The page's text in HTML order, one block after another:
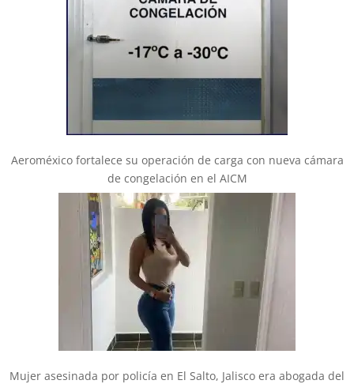
Aeroméxico fortalece su operación de carga con nueva cámara
de congelación en el AICM
Mujer asesinada por policía en El Salto, Jalisco era abogada del